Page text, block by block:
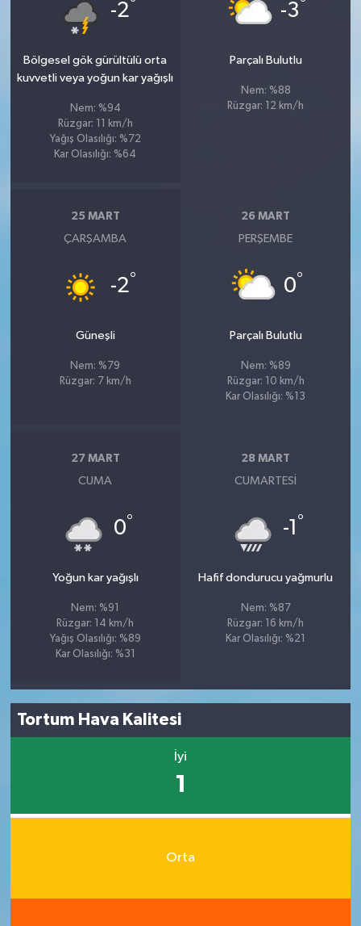
-2°
Bölgesel gök gürültülü orta
kuvvetli veya yoğun kar yağışlı
Nem: %94
Rüzgar: 11 km/h
Yağış Olasılığı: %72
Kar Olasılığı: %64
-3°
Parçalı Bulutlu
Nem: %88
Rüzgar: 12 km/h
25 MART
ÇARŞAMBA
-2°
Güneşli
Nem: %79
Rüzgar: 7 km/h
26 MART
PERŞEMBE
0°
Parçalı Bulutlu
Nem: %89
Rüzgar: 10 km/h
Kar Olasılığı: %13
27 MART
CUMA
0°
Yoğun kar yağışlı
Nem: %91
Rüzgar: 14 km/h
Yağış Olasılığı: %89
Kar Olasılığı: %31
28 MART
CUMARTESI
-1 °
Hafif dondurucu yağmurlu
Nem: %87
Rüzgar: 16 km/h
Kar Olasılığı: %21
Tortum Hava Kalitesi
İyi
1
Orta